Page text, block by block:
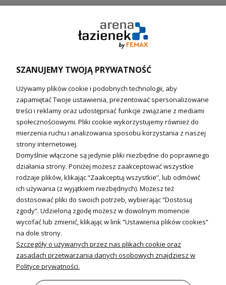
Ogrzewanie podłogowe (główne)
Technika solarna
Fotowoltanika
Sterowniki i regulatory
Nagrzewnice i kurtyny
Kuchnia i Wentylacja
Kuchnia
Zlewozmywaki
Baterie kuchenne
Młynki do odpadów
Wentylacja i Informacje
SZANUJEMY TWOJĄ PRYWATNOŚĆ
Używamy plików cookie i podobnych technologii, aby
zapamiętać Twoje ustawienia, prezentować spersonalizowane
treści i reklamy oraz udostępniać funkcje związane z mediami
społecznościowymi. Pliki cookie wykorzystujemy również do
mierzenia ruchu i analizowania sposobu korzystania z naszej
strony internetowej.
Domyślnie włączone są jedynie pliki niezbędne do poprawnego
działania strony. Poniżej możesz zaakceptować wszystkie
rodzaje plików, klikając “Zaakceptuj wszystkie”, lub odmówić
ich używania (z wyjątkiem niezbędnych). Możesz też
dostosować pliki do swoich potrzeb, wybierając “Dostosuj
zgody”. Udzieloną zgodę możesz w dowolnym momencie
wycofać lub zmienić, klikając w link “Ustawienia plików cookies”
na dole strony.
Szczegóły o używanych przez nas plikach cookie oraz
zasadach przetwarzania danych osobowych znajdziesz w
Polityce prywatności.